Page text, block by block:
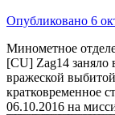
Опубликовано 6
Минометное
[CU] Zag14 заняло
вражеской
кратковременное
06.10.2016 на